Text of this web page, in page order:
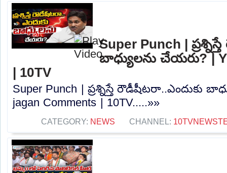
Super Punch |
బాధ్యులను చేయరు? |
| 10TV
Super Punch | ప్రశ్నిస్తే రౌడీషీటరా..ఎందుకు
jagan Comments | 10TV.....»»
CATEGORY: NEWS CHANNEL: